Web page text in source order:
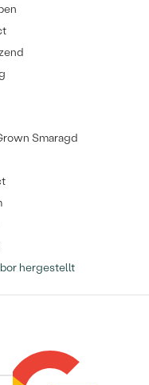
Smaragd
hergestellt